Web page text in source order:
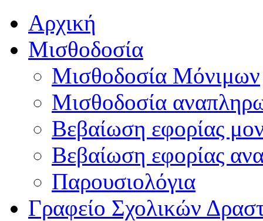
Αρχική
Μισθοδοσία
Μισθοδοσία Μόνιμων
Μισθοδοσία
Βεβαίωση εφορίας
Βεβαίωση εφορίας
Παρουσιολόγια
Γραφείο Σχολικών